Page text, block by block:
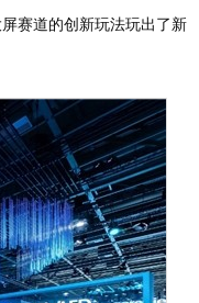
赛道的创新玩法玩出了新